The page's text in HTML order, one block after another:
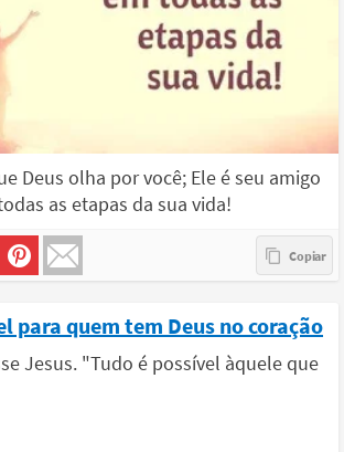
Deus olha por você; Ele é seu amigo
as etapas da sua vida!
para quem tem Deus no coração
Jesus. "Tudo é possível àquele que